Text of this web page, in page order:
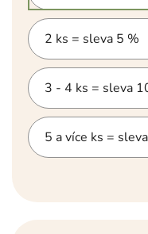
2 ks = sleva 5 %
3 - 4 ks = sleva
5 a více ks =